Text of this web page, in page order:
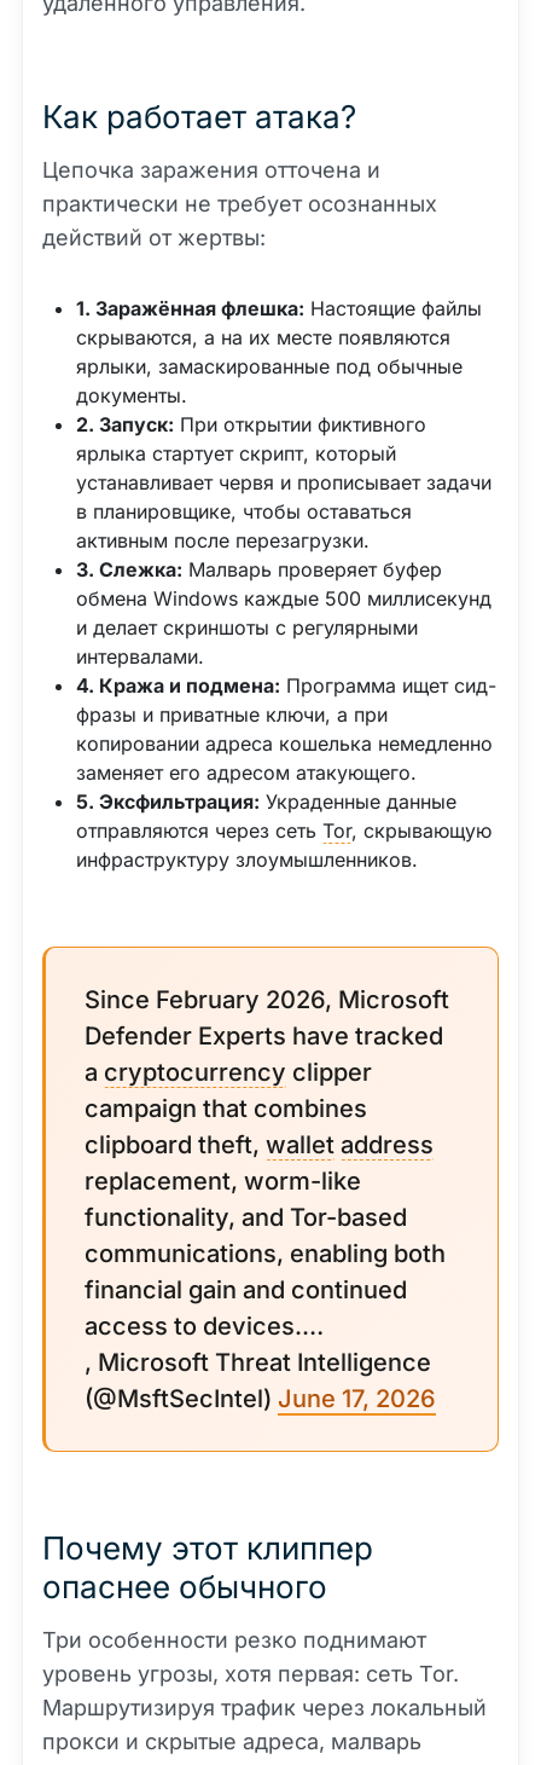
Как работает атака?
Цепочка заражения отточена и
практически не требует осознанных
действий от жертвы:
1. Заражённая флешка: Настоящие файлы
скрываются, а на их месте появляются
ярлыки, замаскированные под обычные
документы.
2. Запуск: При открытии фиктивного
ярлыка стартует скрипт, который
устанавливает червя и прописывает задачи
в планировщике, чтобы оставаться
активным после перезагрузки.
3. Слежка: Малварь проверяет буфер
обмена Windows каждые 500 миллисекунд
и делает скриншоты с регулярными
интервалами.
4. Кража и подмена: Программа ищет сид-
фразы и приватные ключи, а при
копировании адреса кошелька немедленно
заменяет его адресом атакующего.
5. Эксфильтрация: Украденные данные
отправляются через сеть Tor, скрывающую
инфраструктуру злоумышленников.
Since February 2026, Microsoft
Defender Experts have tracked
a cryptocurrency clipper
campaign that combines
clipboard theft, wallet address
replacement, worm-like
functionality, and Tor-based
communications, enabling both
financial gain and continued
access to devices.…
, Microsoft Threat Intelligence
(@MsftSecIntel) June 17, 2026
Почему этот клиппер
опаснее обычного
Три особенности резко поднимают
уровень угрозы, хотя первая: сеть Tor.
Маршрутизируя трафик через локальный
прокси и скрытые адреса, малварь